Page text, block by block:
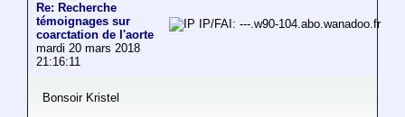
Re: Recherche
témoignages sur
coarctation de l'aorte
mardi 20 mars 2018
21:16:11
IP/FAI: ---.w90-104.abo.wanadoo.fr
Bonsoir Kristel